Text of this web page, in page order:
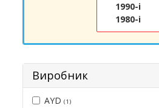
1990-і
1980-і
Виробник
AYD (1)